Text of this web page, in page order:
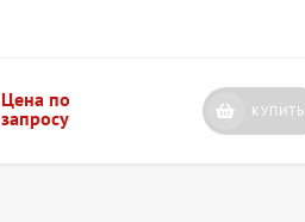
Цена по
запросу
КУПИТЬ